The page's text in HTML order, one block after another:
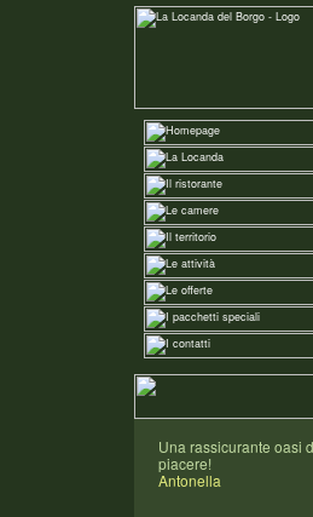
Una rassicurante oasi
piacere!
Antonella